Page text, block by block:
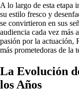
A lo largo de esta etapa
su estilo fresco y
se convirtieron en sus
audiencia cada vez más
pasión por la actuación,
más prometedoras de la
La Evolución
los Años